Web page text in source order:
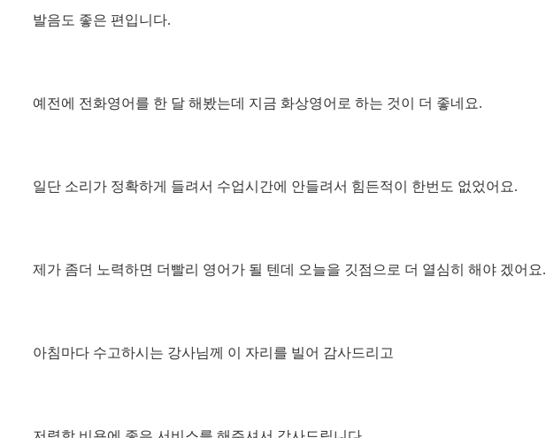
발음도 좋은 편입니다.
예전에 전화영어를 한 달 해봤는데 지금 화상영어로 하는 것이 더 좋네요.
일단 소리가 정확하게 들려서 수업시간에 안들려서 힘든적이 한번도 없었어요.
제가 좀더 노력하면 더빨리 영어가 될 텐데 오늘을 깃점으로 더 열심히 해야 겠어요.
아침마다 수고하시는 강사님께 이 자리를 빌어 감사드리고